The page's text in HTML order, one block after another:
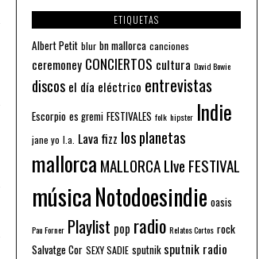
ETIQUETAS
Albert Petit blur bn mallorca canciones
ceremoney CONCIERTOS cultura David Bowie
discos el día eléctrico entrevistas
Escorpio es gremi FESTIVALES folk hipster Indie
jane yo l.a. Lava fizz los planetas
mallorca MALLORCA LIve FESTIVAL
músicaNotodoesindie oasis
Pau Forner Playlist pop radio Relatos Cortos rock
Salvatge Cor SEXY SADIE sputnik sputnik radio